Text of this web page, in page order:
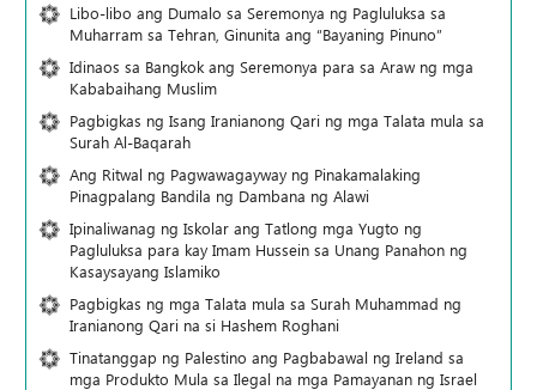
Libo-libo ang Dumalo sa Seremonya ng Pagluluksa sa
Muharram sa Tehran, Ginunita ang “Bayaning Pinuno”
Idinaos sa Bangkok ang Seremonya para sa Araw ng mga
Kababaihang Muslim
Pagbigkas ng Isang Iranianong Qari ng mga Talata mula sa
Surah Al-Baqarah
Ang Ritwal ng Pagwawagayway ng Pinakamalaking
Pinagpalang Bandila ng Dambana ng Alawi
Ipinaliwanag ng Iskolar ang Tatlong mga Yugto ng
Pagluluksa para kay Imam Hussein sa Unang Panahon ng
Kasaysayang Islamiko
Pagbigkas ng mga Talata mula sa Surah Muhammad ng
Iranianong Qari na si Hashem Roghani
Tinatanggap ng Palestino ang Pagbabawal ng Ireland sa
mga Produkto Mula sa Ilegal na mga Pamayanan ng Israel